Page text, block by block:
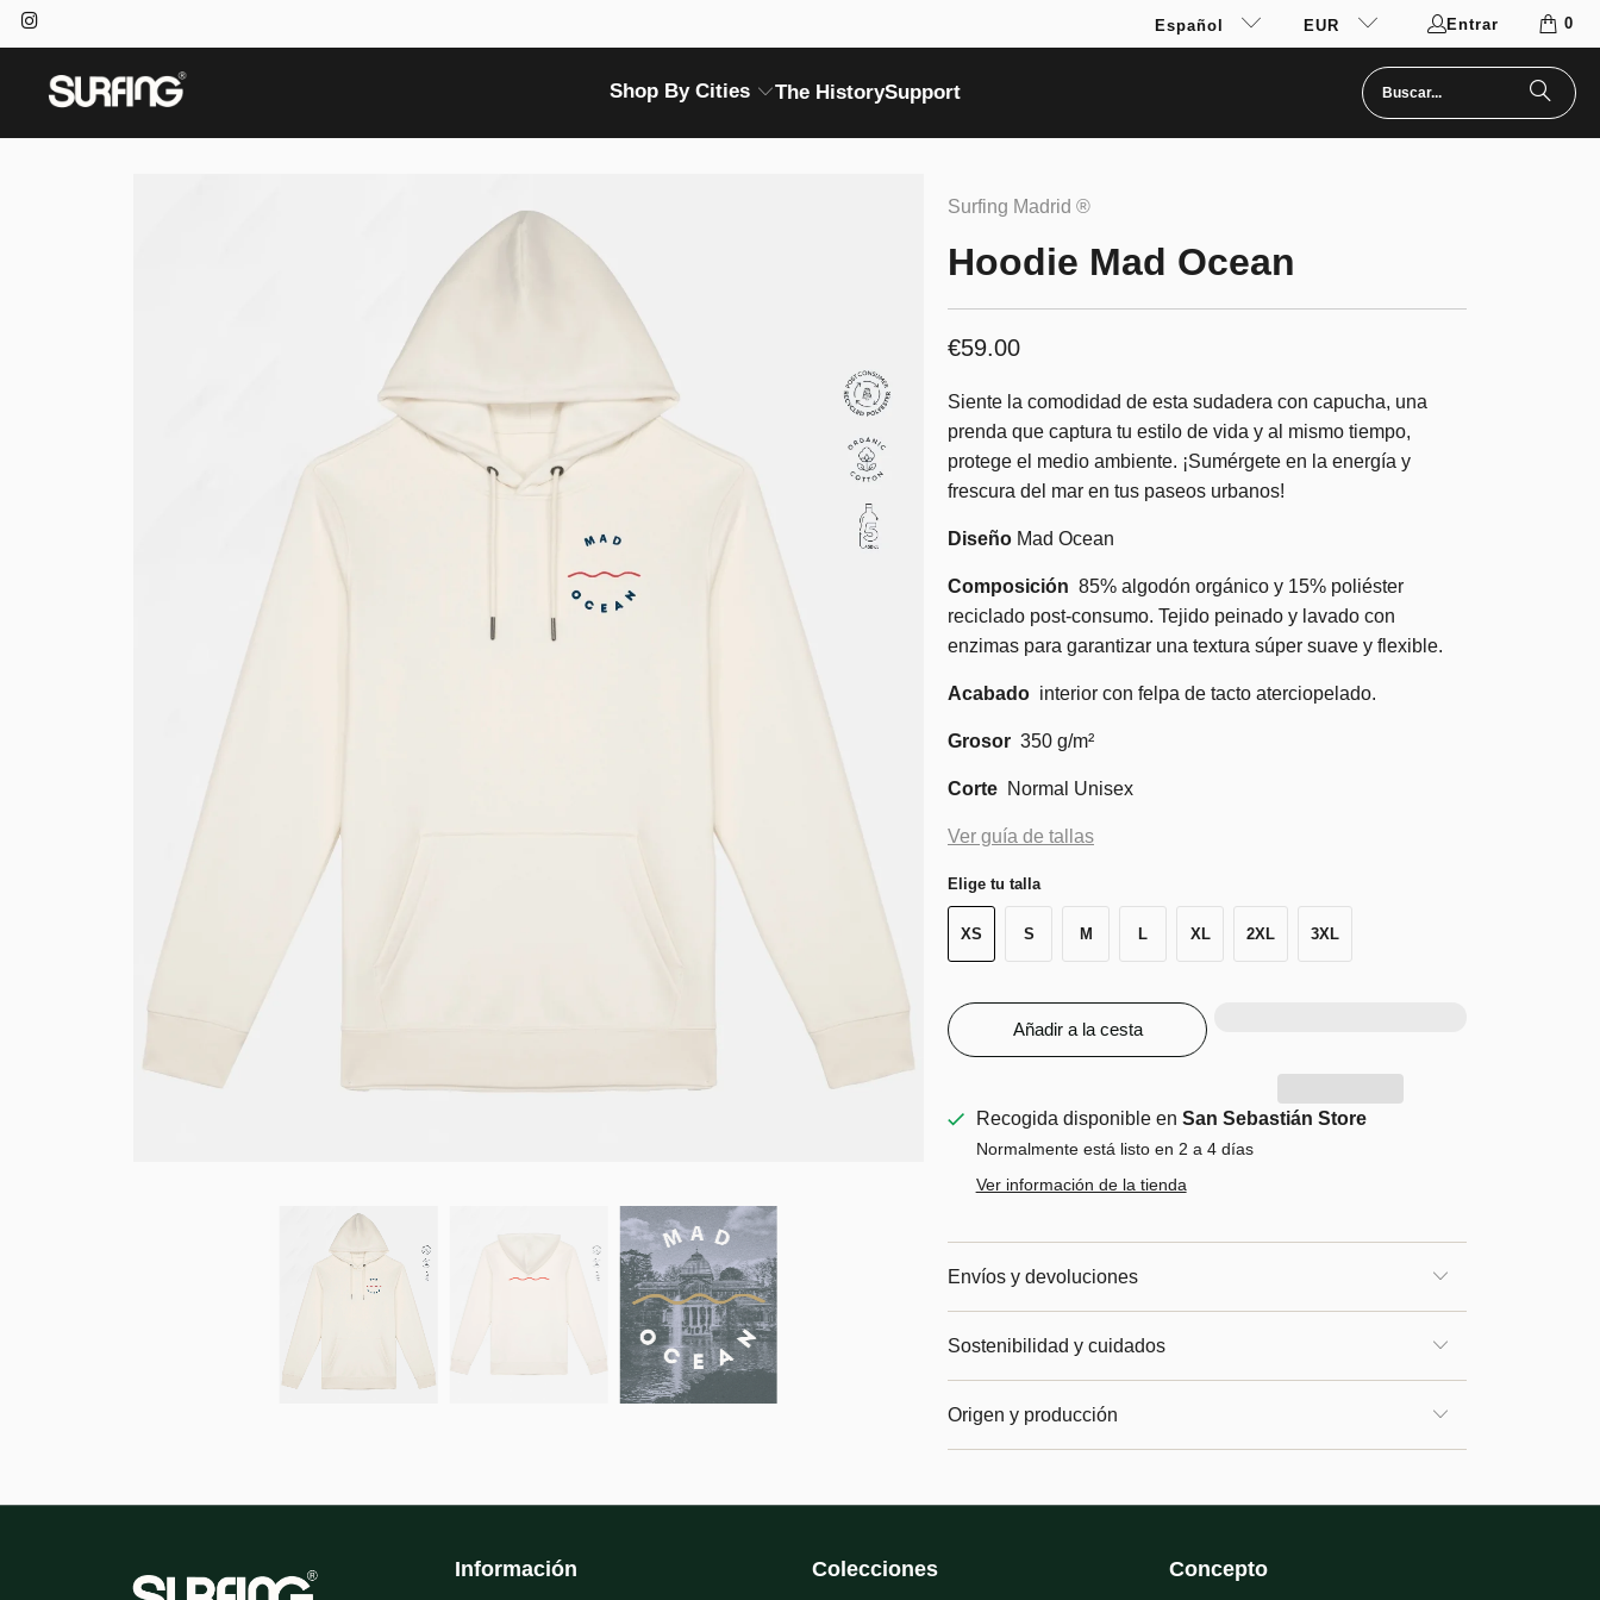
Español EUR Entrar 0
Shop By Cities The HistorySupport
Surfing Madrid ®
Hoodie Mad Ocean
€59.00
Siente la comodidad de esta sudadera con capucha, una
prenda que captura tu estilo de vida y al mismo tiempo,
protege el medio ambiente. ¡Sumérgete en la energía y
frescura del mar en tus paseos urbanos!
Diseño Mad Ocean
Composición 85% algodón orgánico y 15% poliéster
reciclado post-consumo. Tejido peinado y lavado con
enzimas para garantizar una textura súper suave y flexible.
Acabado interior con felpa de tacto aterciopelado.
Grosor 350 g/m²
Corte Normal Unisex
Ver guía de tallas
Elige tu talla
XS S M L XL 2XL 3XL
Añadir a la cesta
Recogida disponible en San Sebastián Store
Normalmente está listo en 2 a 4 días
Ver información de la tienda
Envíos y devoluciones
Sostenibilidad y cuidados
Origen y producción
Información Colecciones Concepto